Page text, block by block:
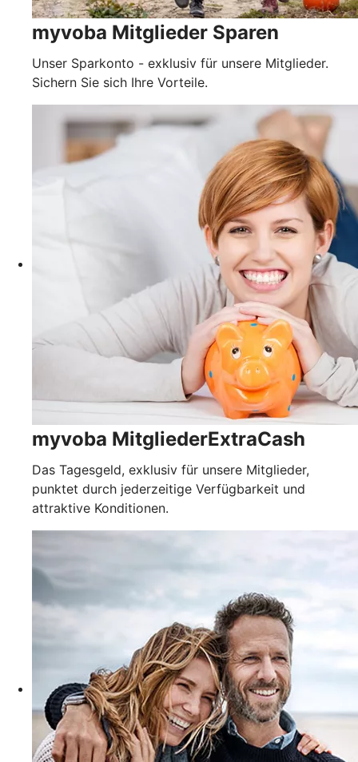
myvoba Mitglieder Sparen
Unser Sparkonto - exklusiv für unsere Mitglieder.
Sichern Sie sich Ihre Vorteile.
myvoba MitgliederExtraCash
Das Tagesgeld, exklusiv für unsere Mitglieder,
punktet durch jederzeitige Verfügbarkeit und
attraktive Konditionen.